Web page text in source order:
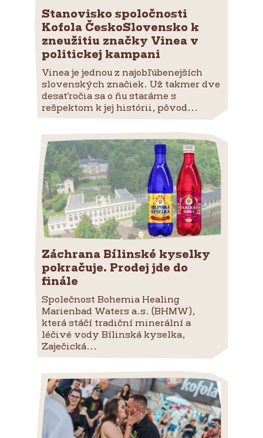
Stanovisko spoločnosti
Kofola ČeskoSlovensko k
zneužitiu značky Vinea v
politickej kampani
Vinea je jednou z najobľúbenejších
slovenských značiek. Už takmer dve
desaťročia sa o ňu staráme s
rešpektom k jej histórii, pôvod...
Záchrana Bílinské kyselky
pokračuje. Prodej jde do
finále
Společnost Bohemia Healing
Marienbad Waters a.s. (BHMW),
která stáčí tradiční minerální a
léčivé vody Bílinská kyselka,
Zaječická...